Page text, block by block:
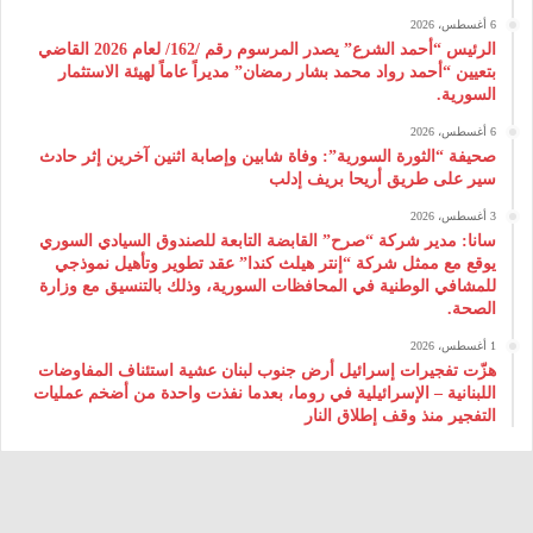
6 أغسطس، 2026
الرئيس “أحمد الشرع” يصدر المرسوم رقم /162/ لعام 2026 ‌القاضي
بتعيين “أحمد رواد محمد بشار رمضان” مديراً عاماً لهيئة ‌الاستثمار
السورية.
6 أغسطس، 2026
صحيفة “الثورة السورية”: وفاة شابين وإصابة اثنين آخرين إثر حادث
سير على طريق أريحا بريف إدلب
3 أغسطس، 2026
سانا: مدير شركة “صرح” القابضة التابعة للصندوق السيادي السوري
يوقع مع ممثل شركة “إنتر هيلث كندا” عقد تطوير وتأهيل نموذجي
للمشافي الوطنية في المحافظات السورية، وذلك بالتنسيق مع وزارة
الصحة.
1 أغسطس، 2026
هزّت تفجيرات إسرائيل أرض جنوب لبنان عشية استئناف المفاوضات
اللبنانية – الإسرائيلية في روما، بعدما نفذت واحدة من أضخم عمليات
التفجير منذ وقف إطلاق النار